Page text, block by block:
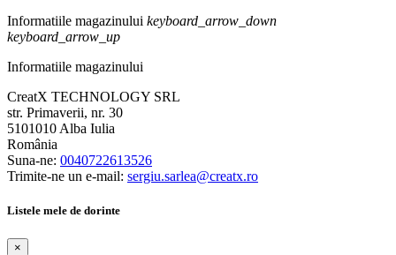
Informatiile magazinului keyboard_arrow_down
keyboard_arrow_up
Informatiile magazinului
CreatX TECHNOLOGY SRL
str. Primaverii, nr. 30
5101010 Alba Iulia
România
Suna-ne: 0040722613526
Trimite-ne un e-mail: sergiu.sarlea@creatx.ro
Listele mele de dorinte
×